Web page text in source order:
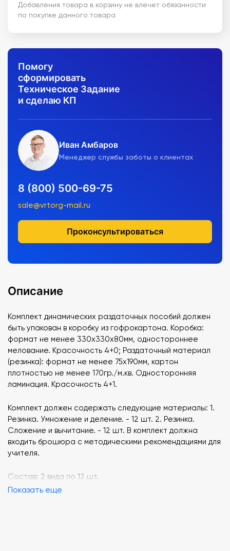
Добавления товара в корзину не влечет обязанности
по покупке данного товара
Помогу
сформировать
Техническое Задание
и сделаю КП
Иван Амбаров
Менеджер службы заботы о клиентах
8 (800) 500-69-75
sale@vrtorg-mail.ru
Проконсультироваться
Описание
Комплект динамических раздаточных пособий должен
быть упакован в коробку из гофрокартона. Коробка:
формат не менее 330х330х80мм, одностороннее
мелование. Красочность 4+0; Раздаточный материал
(резинка): формат не менее 75х190мм, картон
плотностью не менее 170гр./м.кв. Односторонняя
ламинация. Красочность 4+1.
Комплект должен содержать следующие материалы: 1.
Резинка. Умножение и деление. - 12 шт. 2. Резинка.
Сложение и вычитание. - 12 шт. В комплект должна
входить брошюра с методическими рекомендациями для
учителя.
Состав: 2 вида по 12 шт.
Показать еще